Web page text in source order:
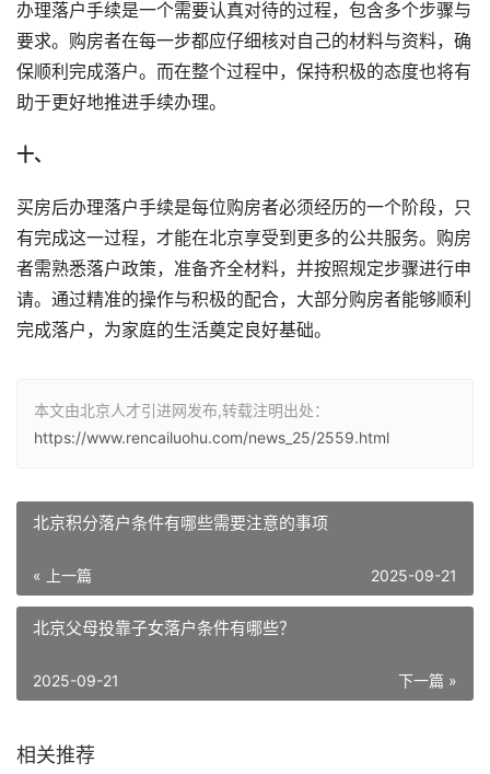
办理落户手续是一个需要认真对待的过程，包含多个步骤与
要求。购房者在每一步都应仔细核对自己的材料与资料，确
保顺利完成落户。而在整个过程中，保持积极的态度也将有
助于更好地推进手续办理。
十、
买房后办理落户手续是每位购房者必须经历的一个阶段，只
有完成这一过程，才能在北京享受到更多的公共服务。购房
者需熟悉落户政策，准备齐全材料，并按照规定步骤进行申
请。通过精准的操作与积极的配合，大部分购房者能够顺利
完成落户，为家庭的生活奠定良好基础。
本文由北京人才引进网发布,转载注明出处：
https://www.rencailuohu.com/news_25/2559.html
北京积分落户条件有哪些需要注意的事项
« 上一篇 2025-09-21
北京父母投靠子女落户条件有哪些？
下一篇 »
2025-09-21
相关推荐